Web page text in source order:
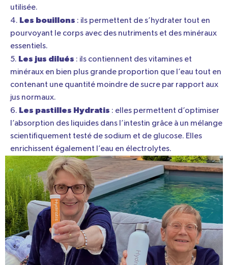
utilisée.
Les bouillons : ils permettent de s’hydrater tout en
pourvoyant le corps avec des nutriments et des minéraux
essentiels.
Les jus dilués : ils contiennent des vitamines et
minéraux en bien plus grande proportion que l’eau tout en
contenant une quantité moindre de sucre par rapport aux
jus normaux.
Les pastilles Hydratis : elles permettent d’optimiser
l’absorption des liquides dans l’intestin grâce à un mélange
scientifiquement testé de sodium et de glucose. Elles
enrichissent également l’eau en électrolytes.